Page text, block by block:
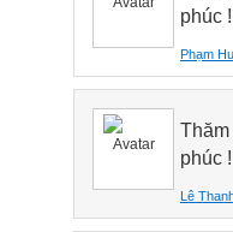
phúc
Phạm
phúc !
Lê